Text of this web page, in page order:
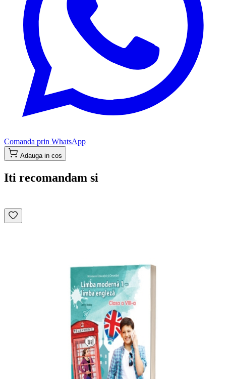
Comanda prin WhatsApp
Adauga in cos
Iti recomandam si